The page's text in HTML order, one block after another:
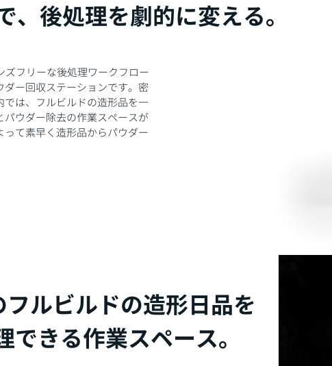
ズフリーな後処理ワークフロー
ダー回収ステーションです。​密
は、フルビルドの造形品を一
ウダー除去の作業スペースが
て素早く造形品からパウダー
、後処理を劇的に変える。
フルビルドの造形日品を
できる作業スペース。